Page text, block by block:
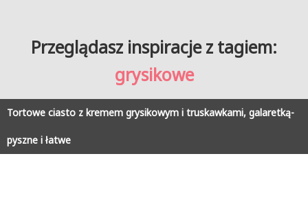
Przeglądasz inspiracje z tagiem:
grysikowe
Tortowe ciasto z kremem grysikowym i truskawkami, galaretką-
pyszne i łatwe